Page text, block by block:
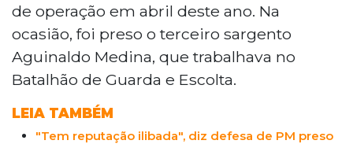
de operação em abril deste ano. Na
ocasião, foi preso o terceiro sargento
Aguinaldo Medina, que trabalhava no
Batalhão de Guarda e Escolta.
LEIA TAMBÉM
"Tem reputação ilibada", diz defesa de PM preso